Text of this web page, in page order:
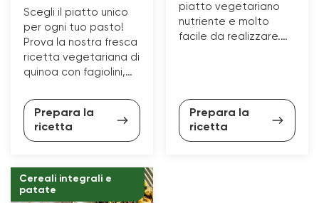
Scegli il piatto unico
per ogni tuo pasto!
Prova la nostra fresca
ricetta vegetariana di
quinoa con fagiolini,
crema d’uovo alla
senape.
Prepara la
ricetta
piatto vegetariano
nutriente e molto
facile da realizzare.
Prepara la
ricetta
Cereali integrali e
patate